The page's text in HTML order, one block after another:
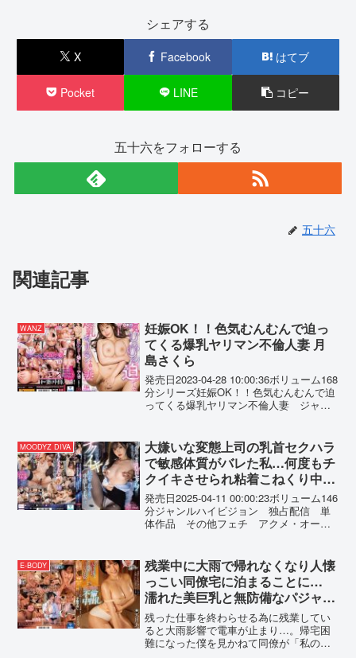
シェアする
X Facebook はてブ
Pocket LINE コピー
五十六をフォローする
五十六
関連記事
WANZ
妊娠OK！！色気むんむんで迫っ
てくる爆乳ヤリマン不倫人妻 月
島さくら
発売日2023-04-28 10:00:36ボリューム168
分シリーズ妊娠OK！！色気むんむんで迫
ってくる爆乳ヤリマン不倫人妻 ジャン
月島さくら メーカーワンズファクト...
MOODYZ DIVA
大嫌いな変態上司の乳首セクハラ
で敏感体質がバレた私…何度もチ
クイキさせられ粘着こねくり中出
しSEXの虜に… 新ありな
発売日2025-04-11 00:00:23ボリューム146
分ジャンルハイビジョン 独占配信 単
体作品 その他フェチ アクメ・オーガ
ーディーズ レーベルMOODYZ ...
E-BODY
残業中に大雨で帰れなくなり人懐
っこい同僚宅に泊まることに…
濡れた美巨乳と無防備なパジャマ
姿に興奮した僕は嫁がいるのに朝
まで何度も不倫中出し 天月あず
残った仕事を終わらせる為に残業してい
ると大雨影響で電車が止まり…。帰宅困
難になった僕を見かねて同僚が「私の家